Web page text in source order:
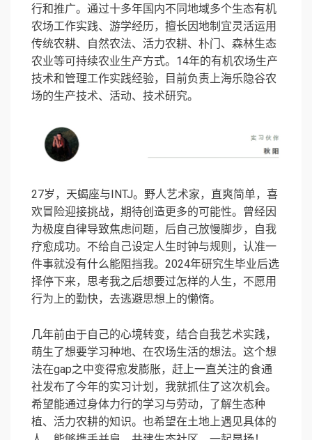
行和推广。通过十多年国内不同地域多个生态有机
农场工作实践、游学经历，擅长因地制宜灵活运用
传统农耕、自然农法、活力农耕、朴门、森林生态
农业等可持续农业生产方式。14年的有机农场生产
技术和管理工作实践经验，目前负责上海乐隐谷农
场的生产技术、活动、技术研究。
27岁，天蝎座与INTJ。野人艺术家，直爽简单，喜
欢冒险迎接挑战，期待创造更多的可能性。曾经因
为极度自律导致焦虑问题，后自己放慢脚步，自我
疗愈成功。不给自己设定人生时钟与规则，认准一
件事就没有什么能阻挡我。2024年研究生毕业后选
择停下来，思考我之后想要过怎样的人生，不愿用
行为上的勤快，去逃避思想上的懒惰。
几年前由于自己的心境转变，结合自我艺术实践，
萌生了想要学习种地、在农场生活的想法。这个想
法在gap之中变得愈发膨胀，赶上一直关注的食通
社发布了今年的实习计划，我就抓住了这次机会。
希望能通过身体力行的学习与劳动，了解生态种
植、活力农耕的知识。也希望在土地上遇见具体的